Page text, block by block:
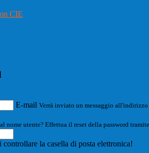
CIE
E-mail Verrà inviato un messaggio
nome utente? Effettua il reset della password
la casella di posta elettronica!